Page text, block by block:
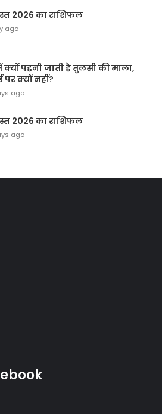
2026 का राशिफल
ago
पहनी जाती है तुलसी की माला,
क्यों नहीं?
ago
2026 का राशिफल
ago